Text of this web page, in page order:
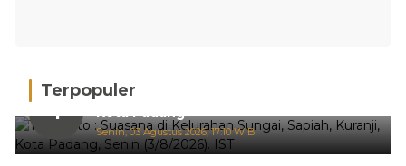
Terpopuler
1
Hujan Deras, 15 Titik Banjir Terdeteksi di
Kota Padang
Senin, 03 Agustus 2026, 17:10 WIB